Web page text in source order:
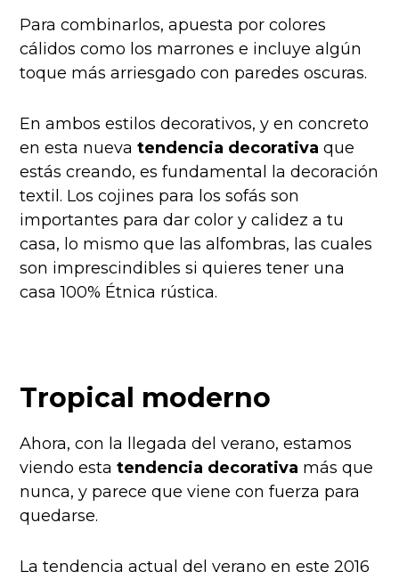
Para combinarlos, apuesta por colores
cálidos como los marrones e incluye algún
toque más arriesgado con paredes oscuras.
En ambos estilos decorativos, y en concreto
en esta nueva tendencia decorativa que
estás creando, es fundamental la decoración
textil. Los cojines para los sofás son
importantes para dar color y calidez a tu
casa, lo mismo que las alfombras, las cuales
son imprescindibles si quieres tener una
casa 100% Étnica rústica.
Tropical moderno
Ahora, con la llegada del verano, estamos
viendo esta tendencia decorativa más que
nunca, y parece que viene con fuerza para
quedarse.
La tendencia actual del verano en este 2016